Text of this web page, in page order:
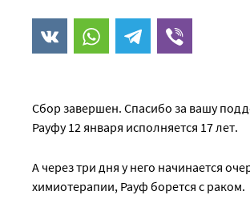
Сбор завершен. Спасибо за вашу
Рауфу 12 января исполняется 17 лет.
А через три дня у него начинается
химиотерапии, Рауф борется с раком.